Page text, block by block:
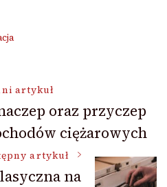
artykuł
oraz przyczep
ciężarowych
artykuł
na